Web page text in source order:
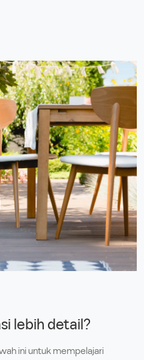
lebih detail?
ini untuk mempelajari